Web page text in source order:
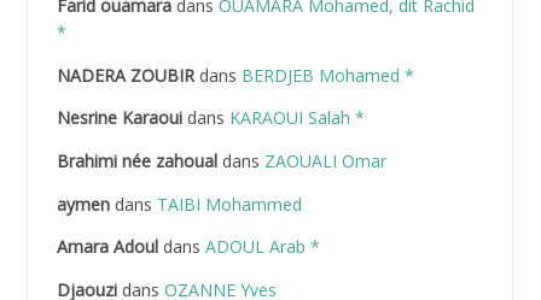
ABDELAZIZ Mohamed
ABDELHAFID Lakhdar
ABDELLI Mohamed
Farid ouamaradans OUAMARA Mohamed, dit Rachid
*
NADERA ZOUBIRdans BERDJEB Mohamed *
Nesrine Karaouidans KARAOUI Salah *
Brahimi née zahoualdans ZAOUALI Omar
aymendans TAIBI Mohammed
Amara Adouldans ADOUL Arab *
Djaouzidans OZANNE Yves